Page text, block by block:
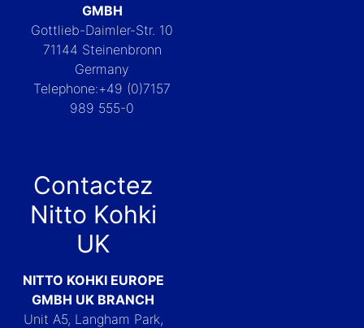
GMBH
Gottlieb-Daimler-Str. 10
71144 Steinenbronn
Germany
Telephone:+49 (0)7157
989 555-0
Contactez
Nitto Kohki
UK
NITTO KOHKI EUROPE
GMBH UK BRANCH
Unit A5, Langham Park,